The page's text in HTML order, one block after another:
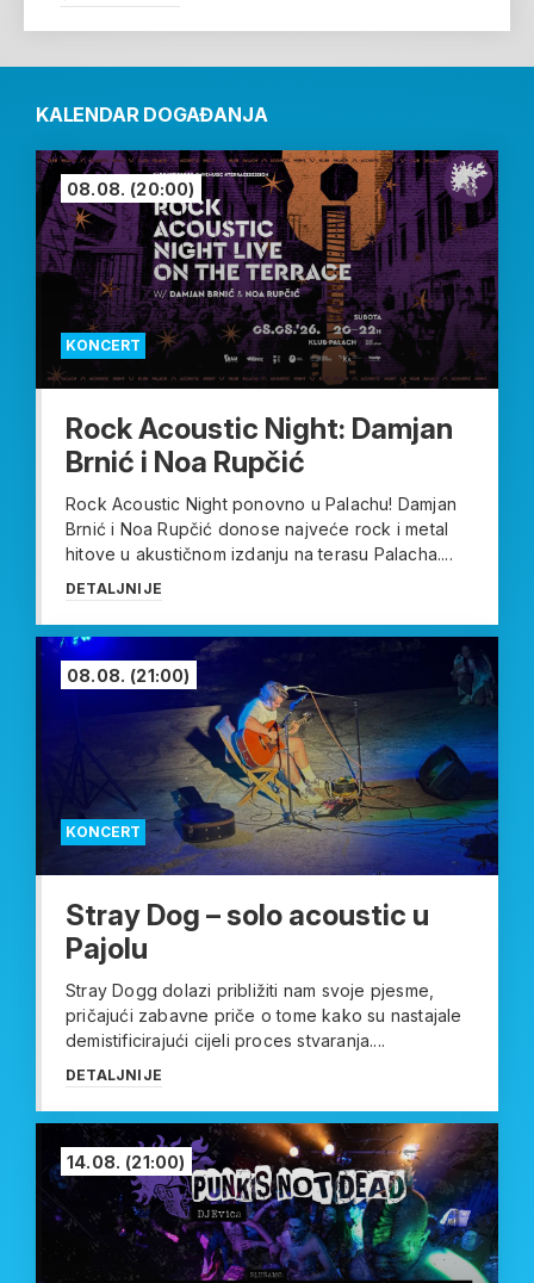
KALENDAR DOGAĐANJA
KONCERT
08.08. (20:00)
Rock Acoustic Night: Damjan
Brnić i Noa Rupčić
Rock Acoustic Night ponovno u Palachu! Damjan
Brnić i Noa Rupčić donose najveće rock i metal
hitove u akustičnom izdanju na terasu Palacha....
DETALJNIJE
KONCERT
08.08. (21:00)
Stray Dog – solo acoustic u
Pajolu
Stray Dogg dolazi približiti nam svoje pjesme,
pričajući zabavne priče o tome kako su nastajale
demistificirajući cijeli proces stvaranja....
DETALJNIJE
14.08. (21:00)